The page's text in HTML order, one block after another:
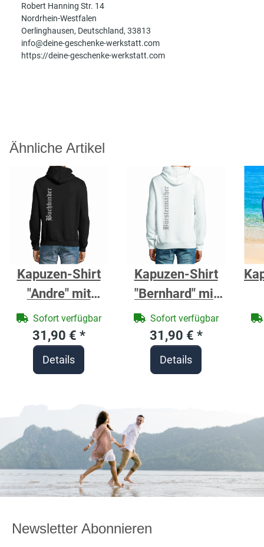
Robert Hanning Str. 14
Nordrhein-Westfalen
Oerlinghausen, Deutschland, 33813
info@deine-geschenke-werkstatt.com
https://deine-geschenke-werkstatt.com
Ähnliche Artikel
Kapuzen-Shirt
"Andre" mit
Zunftzeichen
Buchbinder -
Berufe Shirt für
Handwerker
Sofort verfügbar
31,90 € *
Details
Kapuzen-Shirt
"Bernhard" mit
Zunftzeichen
Bürstenmacher -
Berufe Shirt für
Handwerker
Sofort verfügbar
31,90 € *
Details
Newsletter Abonnieren